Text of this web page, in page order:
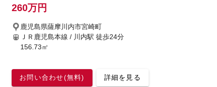
260万円
鹿児島県薩摩川内市宮崎町
ＪＲ鹿児島本線 / 川内駅 徒歩24分
156.73㎡
お問い合わせ(無料) 詳細を見る